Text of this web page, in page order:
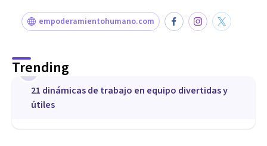
empoderamientohumano.com
Trending
1
21 dinámicas de trabajo en equipo divertidas y
útiles
Los 10 beneficios del Coaching